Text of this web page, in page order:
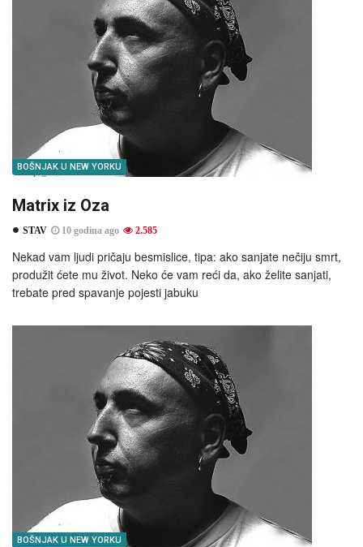
BOŠNJAK U NEW YORKU
Matrix iz Oza
STAV 10 godina ago 2.585
Nekad vam ljudi pričaju besmislice, tipa: ako sanjate nečiju smrt,
produžit ćete mu život. Neko će vam reći da, ako želite sanjati,
trebate pred spavanje pojesti jabuku
BOŠNJAK U NEW YORKU